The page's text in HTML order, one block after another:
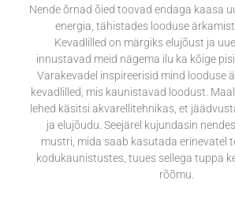
Nende õrnad õied toovad endaga kaasa
energia, tähistades looduse
Kevadlilled on märgiks elujõust ja
innustavad meid nägema ilu ka kõige
Varakevadel inspireerisid mind looduse
kevadlilled, mis kaunistavad loodust.
lehed käsitsi akvarellitehnikas, et
ja elujõudu. Seejärel kujundasin
mustri, mida saab kasutada erinevatel
kodukaunistustes, tuues sellega tuppa
rõõmu.